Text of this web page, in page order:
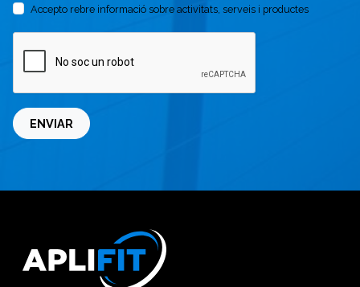
Accepto rebre informació sobre activitats, serveis i productes
ENVIAR